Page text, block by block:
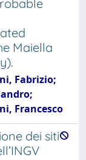
Maiella
Fabrizio;
Francesco
dei siti